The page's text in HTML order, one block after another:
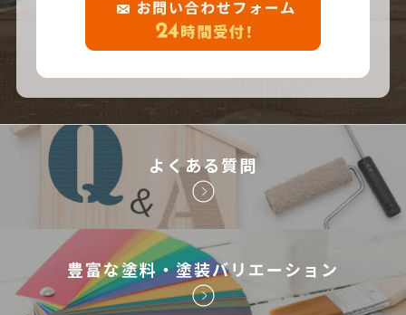
よくある質問
豊富な塗料・塗装バリエーション